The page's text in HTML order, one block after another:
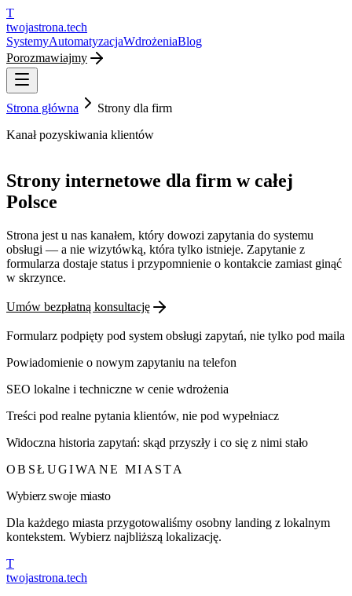
T
twojastrona.tech
SystemyAutomatyzacjaWdrożeniaBlog
Porozmawiajmy
Strona główna
Strony dla firm
Kanał pozyskiwania klientów
Strony internetowe dla firm w całej
Polsce
Strona jest u nas kanałem, który dowozi zapytania do systemu
obsługi — a nie wizytówką, która tylko istnieje. Zapytanie z
formularza dostaje status i przypomnienie o kontakcie zamiast ginąć
w skrzynce.
Umów bezpłatną konsultację
Formularz podpięty pod system obsługi zapytań, nie tylko pod maila
Powiadomienie o nowym zapytaniu na telefon
SEO lokalne i techniczne w cenie wdrożenia
Treści pod realne pytania klientów, nie pod wypełniacz
Widoczna historia zapytań: skąd przyszły i co się z nimi stało
OBSŁUGIWANE MIASTA
Wybierz swoje miasto
Dla każdego miasta przygotowaliśmy osobny landing z lokalnym
kontekstem. Wybierz najbliższą lokalizację.
T
twojastrona.tech